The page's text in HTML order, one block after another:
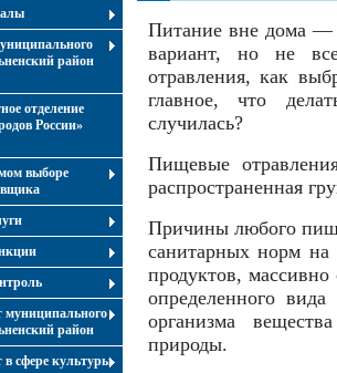
район
отделение
России»
выборе
муниципального
район
в сфере культуры
Питание вне дома —
вариант, но не
отравления, как
главное, что
случилась?
Пищевые
распространенная
Причины любого
санитарных норм
продуктов,
определенного
организма
природы.